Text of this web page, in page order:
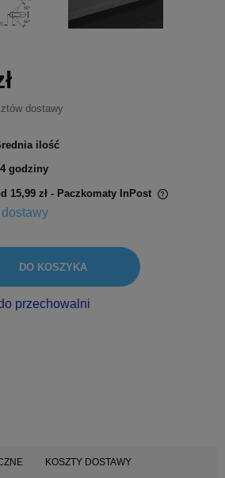
dostawy
ilość
godziny
15,99 zł - Paczkomaty InPost
kosztów płatności
DO KOSZYKA
przechowalni
KOSZTY DOSTAWY